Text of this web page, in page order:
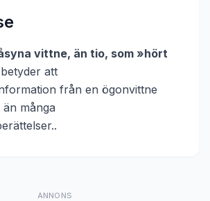
vittne, än tio, som »hört
betyder att
från en ögonvittne
många
.
ANNONS